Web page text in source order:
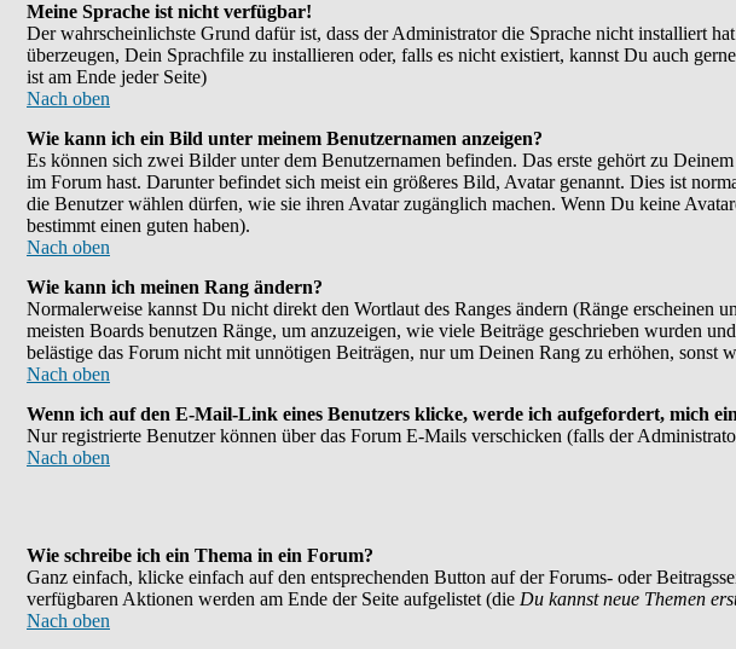
Meine Sprache ist nicht verfügbar!
Der wahrscheinlichste Grund dafür ist, dass der Administrator die Sprache nicht installiert
überzeugen, Dein Sprachfile zu installieren oder, falls es nicht existiert, kannst Du auch
ist am Ende jeder Seite)
Nach oben
Wie kann ich ein Bild unter meinem Benutzernamen anzeigen?
Es können sich zwei Bilder unter dem Benutzernamen befinden. Das erste gehört zu
im Forum hast. Darunter befindet sich meist ein größeres Bild, Avatar genannt. Dies ist
die Benutzer wählen dürfen, wie sie ihren Avatar zugänglich machen. Wenn Du keine
bestimmt einen guten haben).
Nach oben
Wie kann ich meinen Rang ändern?
Normalerweise kannst Du nicht direkt den Wortlaut des Ranges ändern (Ränge
meisten Boards benutzen Ränge, um anzuzeigen, wie viele Beiträge geschrieben wurden
belästige das Forum nicht mit unnötigen Beiträgen, nur um Deinen Rang zu erhöhen,
Nach oben
Wenn ich auf den E-Mail-Link eines Benutzers klicke, werde ich aufgefordert, mich
Nur registrierte Benutzer können über das Forum E-Mails verschicken (falls der
Nach oben
Wie schreibe ich ein Thema in ein Forum?
Ganz einfach, klicke einfach auf den entsprechenden Button auf der Forums- oder
verfügbaren Aktionen werden am Ende der Seite aufgelistet (die Du kannst neue Themen
Nach oben